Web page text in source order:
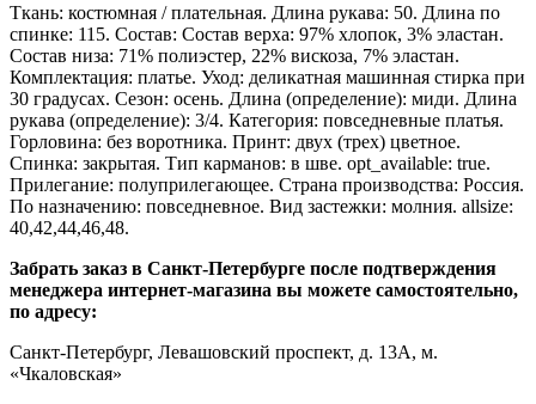
Ткань: костюмная / плательная. Длина рукава: 50. Длина по
спинке: 115. Состав: Состав верха: 97% хлопок, 3% эластан.
Состав низа: 71% полиэстер, 22% вискоза, 7% эластан.
Комплектация: платье. Уход: деликатная машинная стирка при
30 градусах. Сезон: осень. Длина (определение): миди. Длина
рукава (определение): 3/4. Категория: повседневные платья.
Горловина: без воротника. Принт: двух (трех) цветное.
Спинка: закрытая. Тип карманов: в шве. opt_available: true.
Прилегание: полуприлегающее. Страна производства: Россия.
По назначению: повседневное. Вид застежки: молния. allsize:
40,42,44,46,48.
Забрать заказ в Санкт-Петербурге после подтверждения
менеджера интернет-магазина вы можете самостоятельно,
по адресу:
Санкт-Петербург, Левашовский проспект, д. 13А, м.
«Чкаловская»